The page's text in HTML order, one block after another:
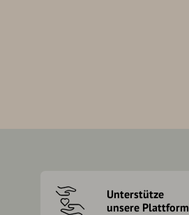
Unterstütze
unsere Plattform